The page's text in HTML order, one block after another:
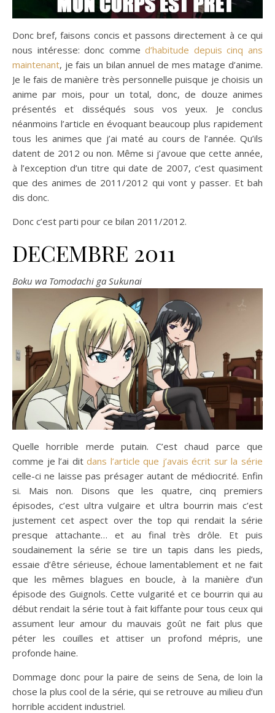
Donc bref, faisons concis et passons directement à ce qui
nous intéresse: donc commed’habitude depuis cinq ans
maintenant, je fais un bilan annuel de mes matage d’anime.
Je le fais de manière très personnelle puisque je choisis un
anime par mois, pour un total, donc, de douze animes
présentés et disséqués sous vos yeux. Je conclus
néanmoins l’article en évoquant beaucoup plus rapidement
tous les animes que j’ai maté au cours de l’année. Qu’ils
datent de 2012 ou non. Même si j’avoue que cette année,
à l’exception d’un titre qui date de 2007, c’est quasiment
que des animes de 2011/2012 qui vont y passer. Et bah
dis donc.
Donc c’est parti pour ce bilan 2011/2012.
DECEMBRE 2011
Boku wa Tomodachi ga Sukunai
Quelle horrible merde putain. C’est chaud parce que
comme je l’ai ditdans l’article que j’avais écrit sur la série
celle-ci ne laisse pas présager autant de médiocrité. Enfin
si. Mais non. Disons que les quatre, cinq premiers
épisodes, c’est ultra vulgaire et ultra bourrin mais c’est
justement cet aspect over the top qui rendait la série
presque attachante… et au final très drôle. Et puis
soudainement la série se tire un tapis dans les pieds,
essaie d’être sérieuse, échoue lamentablement et ne fait
que les mêmes blagues en boucle, à la manière d’un
épisode des Guignols. Cette vulgarité et ce bourrin qui au
début rendait la série tout à fait kiffante pour tous ceux qui
assument leur amour du mauvais goût ne fait plus que
péter les couilles et attiser un profond mépris, une
profonde haine.
Dommage donc pour la paire de seins de Sena, de loin la
chose la plus cool de la série, qui se retrouve au milieu d’un
horrible accident industriel.